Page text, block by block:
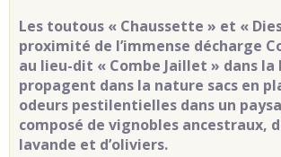
Les toutous « Chaussette » et «
proximité de l’immense décharge
au lieu-dit « Combe Jaillet » dans la
propagent dans la nature sacs en
odeurs pestilentielles dans un
composé de vignobles ancestraux,
lavande et d’oliviers.